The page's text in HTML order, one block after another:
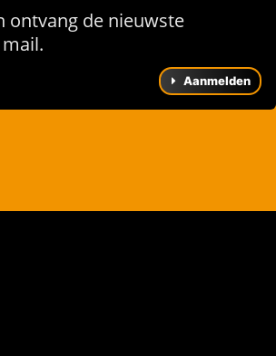
ontvang de nieuwste
Aanmelden